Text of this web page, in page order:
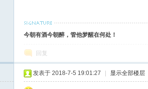
今朝有酒今朝醉，管他梦醒在何处！
回复
发表于 2018-7-5 19:01:27 显示全部楼层